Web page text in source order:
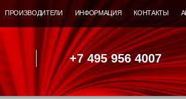
ПРОИЗВОДИТЕЛИ ИНФОРМАЦИЯ КОНТАКТЫ
+7 495 956 4007